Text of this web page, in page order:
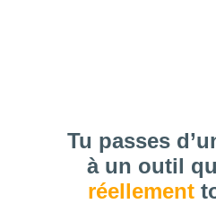
Tu passes
à un outil
réellement